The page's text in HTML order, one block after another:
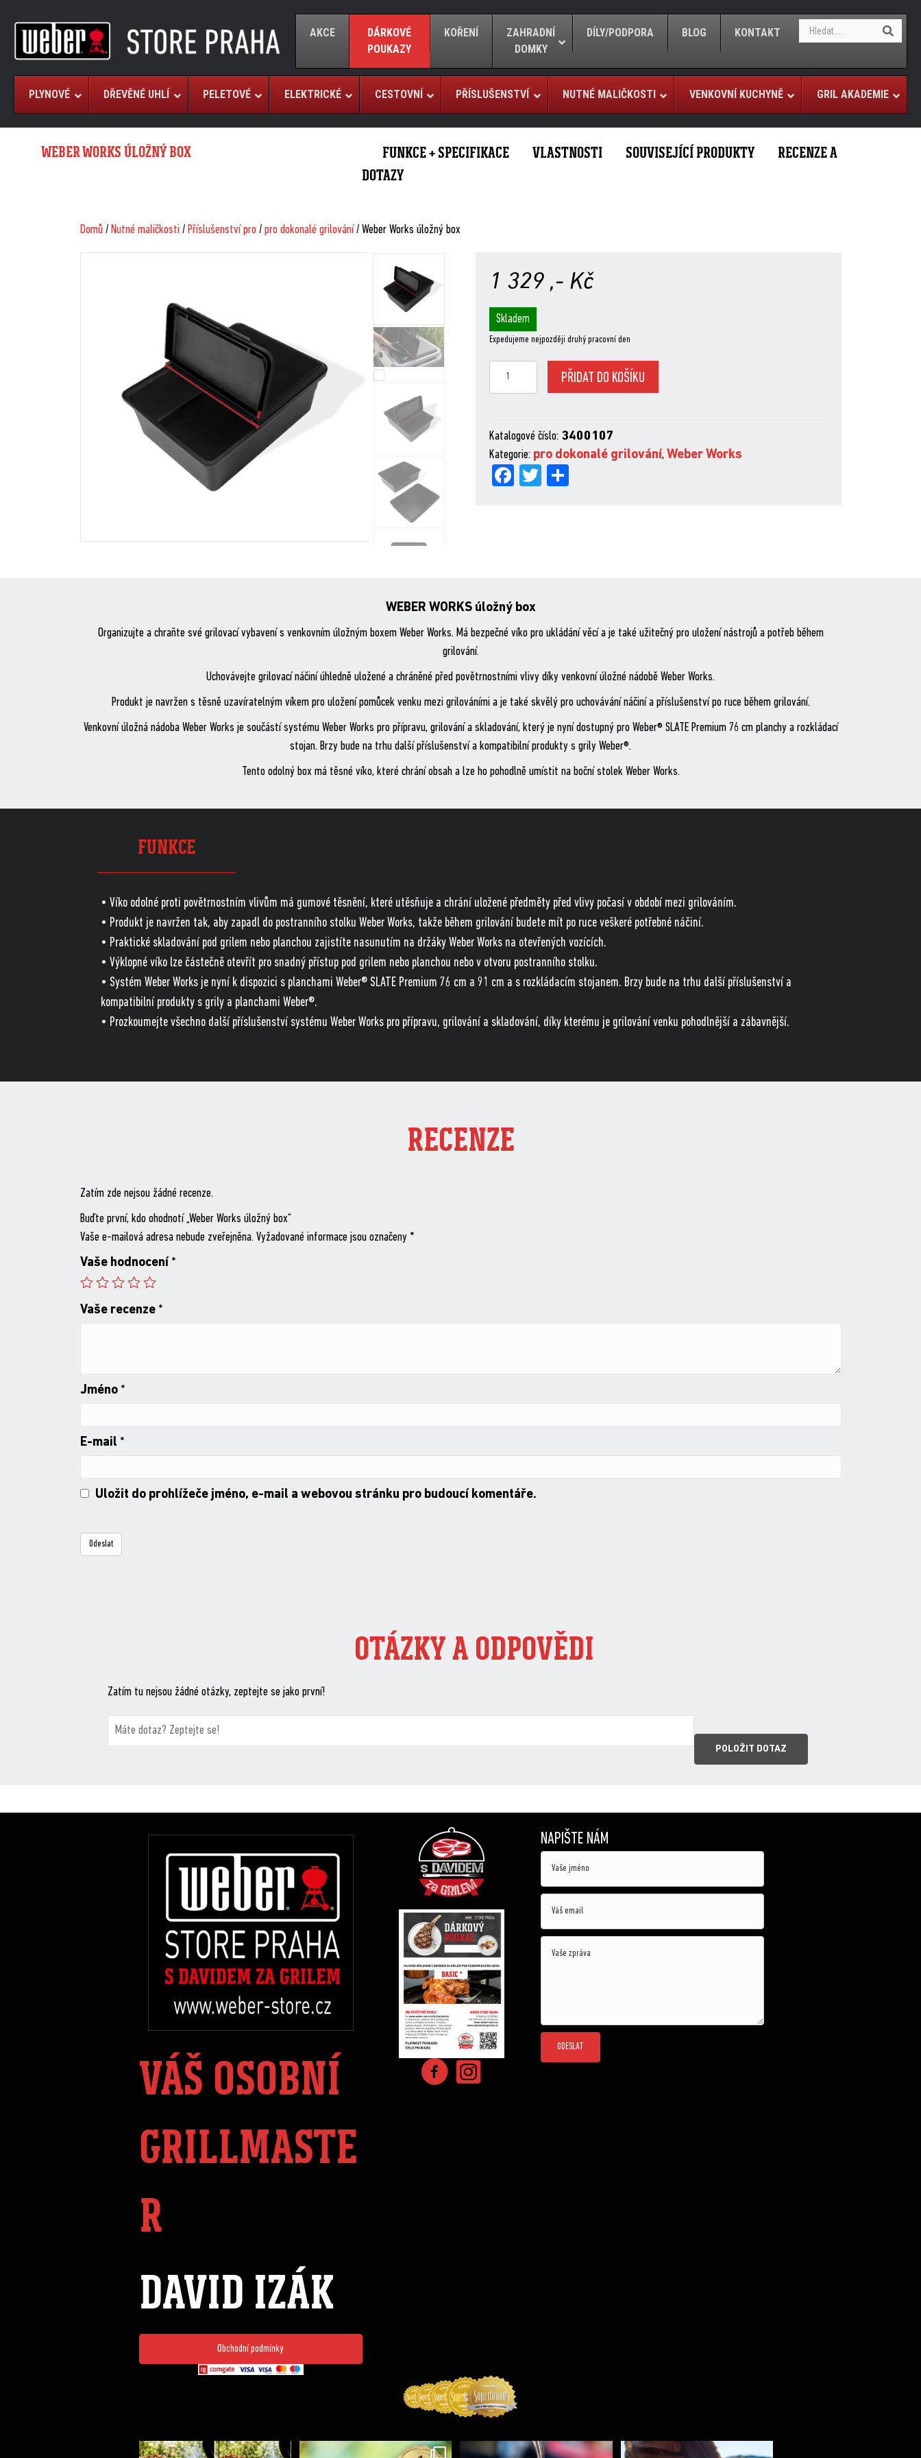
AKCE
DÁRKOVÉ
POUKAZY
KOŘENÍ
ZAHRADNÍ
DOMKY
DÍLY/PODPORA BLOG KONTAKT
r
c
h
e
c
PLYNOVÉ DŘEVĚNÉ UHLÍ PELETOVÉ ELEKTRICKÉ CESTOVNÍ PŘÍSLUŠENSTVÍ NUTNÉ MALIČKOSTI VENKOVNÍ KUCHYNĚ GRIL AKADEMIE
WEBER WORKS ÚLOŽNÝ BOX FUNKCE + SPECIFIKACE VLASTNOSTI SOUVISEJÍCÍ PRODUKTY
RECENZE A
DOTAZY
Domů/ Nutné maličkosti/ Příslušenství pro/ pro dokonalé grilování/ Weber Works úložný box
1 329 ,- Kč
Skladem
Expedujeme nejpozději druhý pracovní den
Weber
množství
PŘIDAT DO KOŠÍKU
Katalogové číslo: 3400107
Kategorie: pro dokonalé grilování,Weber Works
Fa
Tw
WEBER WORKS úložný box
Organizujte a chraňte své grilovací vybavení s venkovním úložným boxem Weber Works. Má bezpečné víko pro ukládání věcí a je také užitečný pro uložení nástrojů a potřeb během
grilování.
Uchovávejte grilovací náčiní úhledně uložené a chráněné před povětrnostními vlivy díky venkovní úložné nádobě Weber Works.
Produkt je navržen s těsně uzavíratelným víkem pro uložení pomůcek venku mezi grilováními a je také skvělý pro uchovávání náčiní a příslušenství po ruce během grilování.
Venkovní úložná nádoba Weber Works je součástí systému Weber Works pro přípravu, grilování a skladování, který je nyní dostupný pro Weber® SLATE Premium 76 cm planchy a rozkládací
stojan. Brzy bude na trhu další příslušenství a kompatibilní produkty s grily Weber®.
Tento odolný box má těsné víko, které chrání obsah a lze ho pohodlně umístit na boční stolek Weber Works.
FUNKCE
• Víko odolné proti povětrnostním vlivům má gumové těsnění, které utěsňuje a chrání uložené předměty před vlivy počasí v období mezi grilováním.
• Produkt je navržen tak, aby zapadl do postranního stolku Weber Works, takže během grilování budete mít po ruce veškeré potřebné náčiní.
• Praktické skladování pod grilem nebo planchou zajistíte nasunutím na držáky Weber Works na otevřených vozících.
• Výklopné víko lze částečně otevřít pro snadný přístup pod grilem nebo planchou nebo v otvoru postranního stolku.
• Systém Weber Works je nyní k dispozici s planchami Weber® SLATE Premium 76 cm a 91 cm a s rozkládacím stojanem. Brzy bude na trhu další příslušenství a
kompatibilní produkty s grily a planchami Weber®.
• Prozkoumejte všechno další příslušenství systému Weber Works pro přípravu, grilování a skladování, díky kterému je grilování venku pohodlnější a zábavnější.
RECENZE
Zatím zde nejsou žádné recenze.
Buďte první, kdo ohodnotí „Weber Works úložný box“
Vaše e-mailová adresa nebude zveřejněna. Vyžadované informace jsou označeny *
Vaše hodnocení *
Vaše recenze *
Jméno *
E-mail *
Uložit do prohlížeče jméno, e-mail a webovou stránku pro budoucí komentáře.
OTÁZKY A ODPOVĚDI
Zatím tu nejsou žádné otázky, zeptejte se jako první!
VÁŠ OSOBNÍ
GRILLMASTE
R
DAVID IZÁK
Obchodní podmínky
NAPIŠTE NÁM
ODESLAT
Udící špalíky - BORN TO SMOKE - různé druhy k... Koření Suncity – autentická BBQ chuť u vás doma!... Spoustu podobných triků, které vám usnadní nejenom ... Ryba na grilu je opravdu rychlá, a stejně tak